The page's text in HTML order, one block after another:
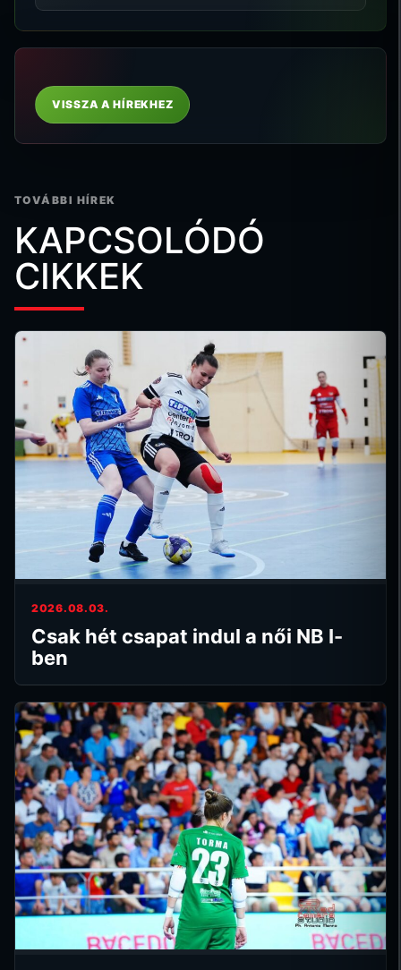
VISSZA A HÍREKHEZ
TOVÁBBI HÍREK
KAPCSOLÓDÓ
CIKKEK
2026.08.03.
Csak hét csapat indul a női NB I-
ben